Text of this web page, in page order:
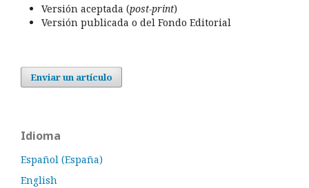
Versión aceptada (post-print)
Versión publicada o del Fondo Editorial
Enviar un artículo
Idioma
Español (España)
English